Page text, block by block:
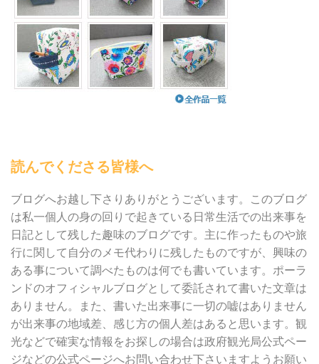
読んでくださる皆様へ
ブログへお越し下さりありがとうございます。このブログ
は私一個人の身の回りで起きている日常生活での出来事を
日記として残した趣味のブログです。主に作ったものや旅
行に関して自分のメモ代わりに残したものですが、興味の
ある事について調べたものは何でも書いています。ポーラ
ンドのオフィシャルブログとして委託されて書いた文章は
ありません。また、書いた出来事に一切の嘘はありません
が出来事の地域差、感じ方の個人差はあると思います。観
光などで確実な情報をお探しの場合は政府観光局公式ペー
ジなどの公式ページへお問い合わせ下さいますようお願い